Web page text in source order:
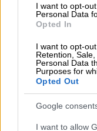
I want to opt-
Personal Data
Opted In
I want to opt-
Retention,
Personal Data
Purposes for
Opted Out
Google
I want to allow
Ελλάδα|
Μεσογείου
τα Rafale
Ιστορία|
Πόλεμος